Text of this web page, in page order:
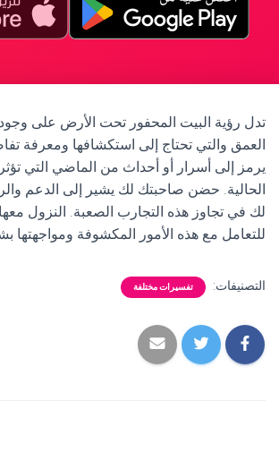
تدل رؤية البيت المحفور تحت الأرض على
العمق والتي تحتاج إلى استكشافها ومعرفة
يرمز إلى أسرار أو أحداث من الماضي التي
الحالية. حضن صاحبتك لك يشير إلى الدعم
لك في تجاوز هذه التجارب الصعبة. النزول
للتعامل مع هذه الأمور المكشوفة ومواجهتها
التصنيفات: تفسيرات مختلفة